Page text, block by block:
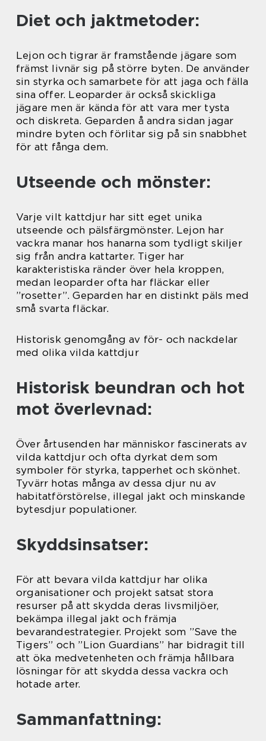
Diet och jaktmetoder:
Lejon och tigrar är framstående jägare som
främst livnär sig på större byten. De använder
sin styrka och samarbete för att jaga och fälla
sina offer. Leoparder är också skickliga
jägare men är kända för att vara mer tysta
och diskreta. Geparden å andra sidan jagar
mindre byten och förlitar sig på sin snabbhet
för att fånga dem.
Utseende och mönster:
Varje vilt kattdjur har sitt eget unika
utseende och pälsfärgmönster. Lejon har
vackra manar hos hanarna som tydligt skiljer
sig från andra kattarter. Tiger har
karakteristiska ränder över hela kroppen,
medan leoparder ofta har fläckar eller
”rosetter”. Geparden har en distinkt päls med
små svarta fläckar.
Historisk genomgång av för- och nackdelar
med olika vilda kattdjur
Historisk beundran och hot
mot överlevnad:
Över årtusenden har människor fascinerats av
vilda kattdjur och ofta dyrkat dem som
symboler för styrka, tapperhet och skönhet.
Tyvärr hotas många av dessa djur nu av
habitatförstörelse, illegal jakt och minskande
bytesdjur populationer.
Skyddsinsatser:
För att bevara vilda kattdjur har olika
organisationer och projekt satsat stora
resurser på att skydda deras livsmiljöer,
bekämpa illegal jakt och främja
bevarandestrategier. Projekt som ”Save the
Tigers” och ”Lion Guardians” har bidragit till
att öka medvetenheten och främja hållbara
lösningar för att skydda dessa vackra och
hotade arter.
Sammanfattning: